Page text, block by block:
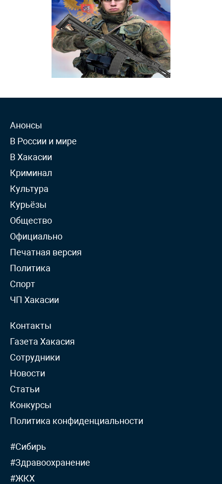
Анонсы
В России и мире
В Хакасии
Криминал
Культура
Курьёзы
Общество
Официально
Печатная версия
Политика
Спорт
ЧП Хакасии
Контакты
Газета Хакасия
Сотрудники
Новости
Статьи
Конкурсы
Политика конфиденциальности
#Сибирь
#Здравоохранение
#ЖКХ